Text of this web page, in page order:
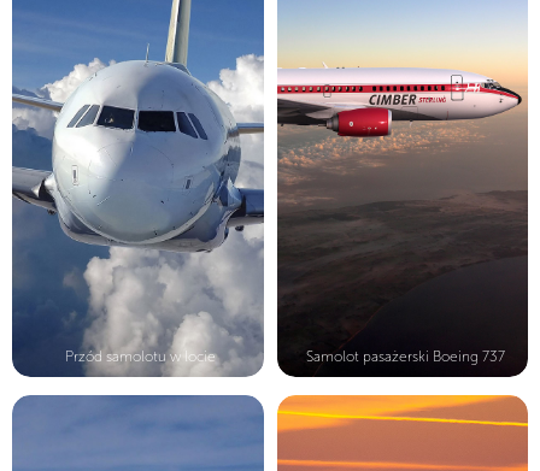
Przód samolotu w locie Samolot pasażerski Boeing 737